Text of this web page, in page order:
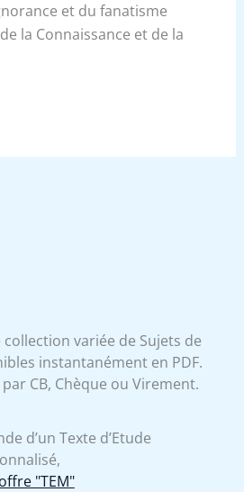
et du fanatisme
la Connaissance et de la
variée de Sujets de
instantanément en PDF.
par CB, Chèque ou Virement.
d’un Texte d’Etude
"TEM"